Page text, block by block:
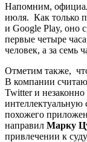
Напомним,
июля. Как только
и Google Play, оно
первые четыре
человек, а за семь
Отметим также,
В компании
Twitter и незаконно
интеллектуальную
похожего
направил Марку
привлечении к